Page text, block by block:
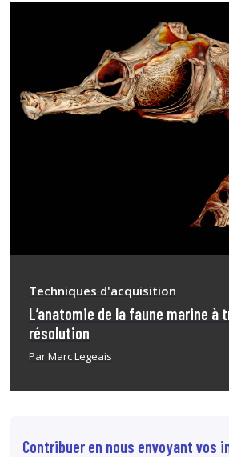
Techniques d'acquisition
L’anatomie de la faune marine à
résolution
Par Marc Legeais
Contribuer en nous envoyant vos